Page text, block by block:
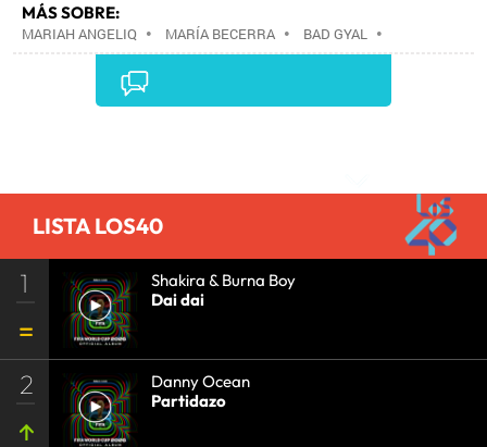
MÁS SOBRE:
MARIAH ANGELIQ • MARÍA BECERRA • BAD GYAL •
LISTA LOS40
1
Shakira & Burna Boy
Dai dai
2
Danny Ocean
Partidazo